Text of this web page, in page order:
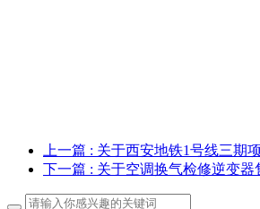
上一篇 : 关于西安地铁1号线三期
下一篇 : 关于空调换气检修逆变